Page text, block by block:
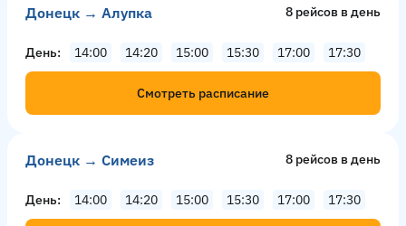
Донецк → Алупка 8 рейсов в день
День 14:00 14:20 15:00 15:30 17:00 17:30
Смотреть расписание
Донецк → Симеиз 8 рейсов в день
День 14:00 14:20 15:00 15:30 17:00 17:30